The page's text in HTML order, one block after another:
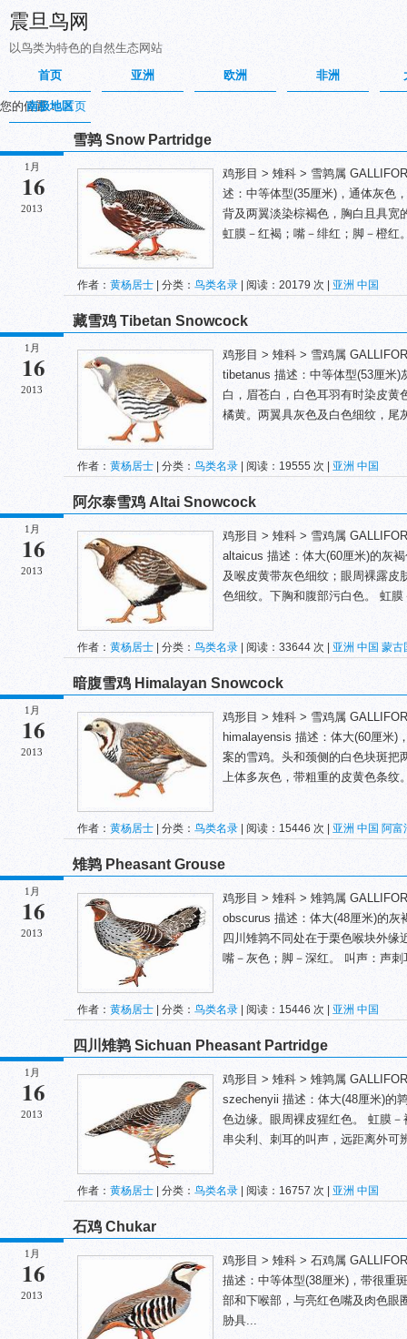
震旦鸟网
以鸟类为特色的自然生态网站
首页
亚洲 欧洲 非洲
南极地区
您的位置：首页
1月
16
2013
雪鹑 Snow Partridge
鸡形目 > 雉科 > 雪鹑属
述：中等体型(35厘米)，通体灰色
背及两翼淡染棕褐色，胸白且具宽
虹膜－红褐；嘴－绯红；脚－橙红
作者： 黄杨居士 | 分类： 鸟类名录 | 阅读：20179 次 | 亚洲 中国
1月
16
2013
藏雪鸡 Tibetan Snowcock
鸡形目 > 雉科 > 雪鸡属
tibetanus 描述：中等体型(53厘米
白，眉苍白，白色耳羽有时染皮黄
橘黄。两翼具灰色及白色细纹，尾
作者： 黄杨居士 | 分类： 鸟类名录 | 阅读：19555 次 | 亚洲 中国
1月
16
2013
阿尔泰雪鸡 Altai Snowcock
鸡形目 > 雉科 > 雪鸡属
altaicus 描述：体大(60厘米)的灰
及喉皮黄带灰色细纹；眼周裸露皮
色细纹。下胸和腹部污白色。 虹
作者： 黄杨居士 | 分类： 鸟类名录 | 阅读：33644 次 | 亚洲 中国 蒙古
1月
16
2013
暗腹雪鸡 Himalayan Snowcock
鸡形目 > 雉科 > 雪鸡属
himalayensis 描述：体大(60厘米)
案的雪鸡。头和颈侧的白色块斑把
上体多灰色，带粗重的皮黄色条纹
作者： 黄杨居士 | 分类： 鸟类名录 | 阅读：15446 次 | 亚洲 中国 阿富
1月
16
2013
雉鹑 Pheasant Grouse
鸡形目 > 雉科 > 雉鹑属
obscurus 描述：体大(48厘米)的
四川雉鹑不同处在于栗色喉块外缘
嘴－灰色；脚－深红。 叫声：声
作者： 黄杨居士 | 分类： 鸟类名录 | 阅读：15446 次 | 亚洲 中国
1月
16
2013
四川雉鹑 Sichuan Pheasant Partridge
鸡形目 > 雉科 > 雉鹑属
szechenyii 描述：体大(48厘米)的
色边缘。眼周裸皮猩红色。 虹膜
串尖利、刺耳的叫声，远距离外可
作者： 黄杨居士 | 分类： 鸟类名录 | 阅读：16757 次 | 亚洲 中国
1月
16
2013
石鸡 Chukar
鸡形目 > 雉科 > 石鸡属
描述：中等体型(38厘米)，带很重
部和下喉部，与亮红色嘴及肉色眼
胁具...